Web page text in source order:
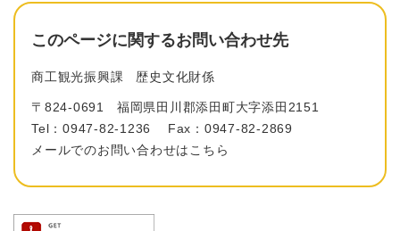
このページに関するお問い合わせ先
商工観光振興課 歴史文化財係
〒824-0691
福岡県田川郡添田町大字添田2151
Tel：0947-82-1236
Fax：0947-82-2869
メールでのお問い合わせはこちら